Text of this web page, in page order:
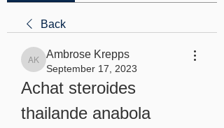
Back
Ambrose Krepps
Ambrose Krepps
September 17, 2023
Achat steroides
thailande anabola